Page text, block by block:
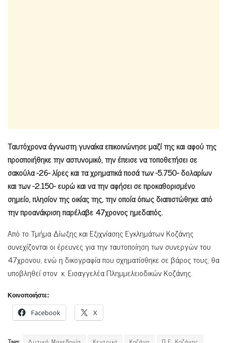
Ταυτόχρονα άγνωστη γυναίκα επικοινώνησε μαζί της και αφού της
προσποιήθηκε την αστυνομικό, την έπεισε να τοποθετήσει σε
σακούλα -26- λίρες και τα χρηματικά ποσά των -5.750- δολαρίων
και των -2.150- ευρώ και να την αφήσει σε προκαθορισμένο
σημείο, πλησίον της οικίας της, την οποία όπως διαπιστώθηκε από
την προανάκριση παρέλαβε 47χρονος ημεδαπός.
Από το Τμήμα Δίωξης και Εξιχνίασης Εγκλημάτων Κοζάνης
συνεχίζονται οι έρευνες για την ταυτοποίηση των συνεργών του
47χρονου, ενώ η δικογραφία που σχηματίσθηκε σε βάρος τους, θα
υποβληθεί στον κ. Εισαγγελέα Πλημμελειοδικών Κοζάνης.
Κοινοποιήστε:
Facebook X